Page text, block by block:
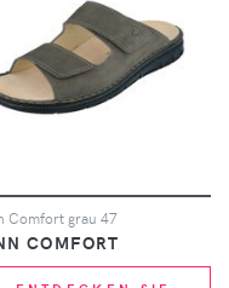
Comfort grau 47
COMFORT